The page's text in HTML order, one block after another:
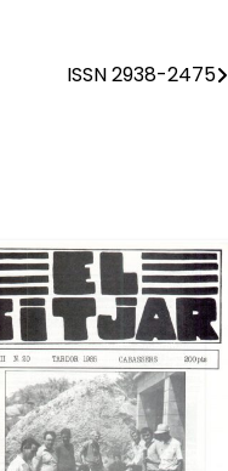
ISSN 2938-2475